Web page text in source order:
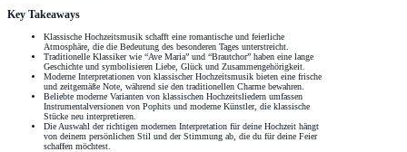
Key Takeaways
Klassische Hochzeitsmusik schafft eine romantische und feierliche
Atmosphäre, die die Bedeutung des besonderen Tages unterstreicht.
Traditionelle Klassiker wie “Ave Maria” und “Brautchor” haben eine lange
Geschichte und symbolisieren Liebe, Glück und Zusammengehörigkeit.
Moderne Interpretationen von klassischer Hochzeitsmusik bieten eine frische
und zeitgemäße Note, während sie den traditionellen Charme bewahren.
Beliebte moderne Varianten von klassischen Hochzeitsliedern umfassen
Instrumentalversionen von Pophits und moderne Künstler, die klassische
Stücke neu interpretieren.
Die Auswahl der richtigen modernen Interpretation für deine Hochzeit hängt
von deinem persönlichen Stil und der Stimmung ab, die du für deine Feier
schaffen möchtest.